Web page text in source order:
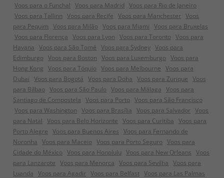
Voos para o Funchal Voos para Madrid Voos para Rio de Janeiro
Voos para Tallinn Voos para Recife Voos para Manchester Voos
para Pequim Voos para Milão Voos para Miami Voos para Bruxelas
Voos para Florença Voos para Lyon Voos para Toronto Voos para
Havana Voos para São Tomé Voos para Sydney Voos para
Edimburgo Voos para Boston Voos para Luxemburgo Voos para
Hong Kong Voos para Tóquio Voos para Melbourne Voos para
Dubai Voos para Bogotá Voos para Doha Voos para Zurique Voos
para Bilbao Voos para São Paulo Voos para Málaga Voos para
Santiago de Compostela Voos para Porto Voos para São Francisco
Voos para Washington Voos para Brasília Voos para Salvador Voos
para Natal Voos para Belo Horizonte Voos para Curitiba Voos para
Porto Alegre Voos para Buenos Aires Voos para Fernando de
Noronha Voos para Maceio Voos para Porto Seguro Voos para
Cidade do México Voos para Honolulu Voos para New Orleans Voos
para Lanzarote Voos para Menorca Voos para Sevilha Voos para
Luanda Voos para Agadir Voos para Belfast Voos para Las Palmas